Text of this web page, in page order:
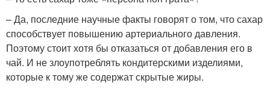
– Да, последние научные факты говорят о том, что сахар
способствует повышению артериального давления.
Поэтому стоит хотя бы отказаться от добавления его в
чай. И не зло­употреблять кондитерскими изделиями,
которые к тому же содержат скрытые жиры.